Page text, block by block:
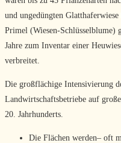
und ungedüngten
Primel (Wiesen-Schlüsselblume)
Jahre zum Inventar einer
verbreitet.
Die großflächige Intensivierung
Landwirtschafts­betriebe auf
20. Jahrhunderts.
Die Flächen werden– oft